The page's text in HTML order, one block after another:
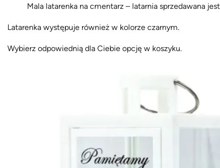
Mala latarenka na cmentarz – latarnia sprzedawana
Latarenka występuje również w kolorze czarnym.
Wybierz odpowiednią dla Ciebie opcję w koszyku.